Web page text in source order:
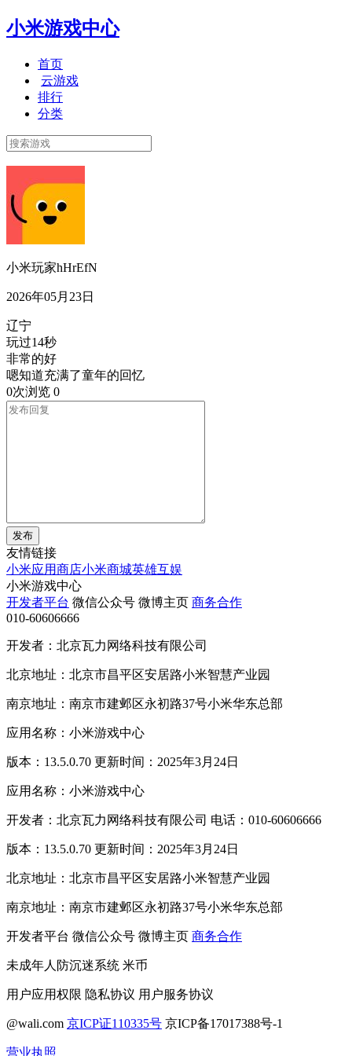
小米游戏中心
首页
云游戏
排行
分类
小米玩家hHrEfN
2026年05月23日
辽宁
玩过14秒
非常的好
嗯知道充满了童年的回忆
0次浏览 0
发布
友情链接
小米应用商店小米商城英雄互娱
小米游戏中心
开发者平台 微信公众号 微博主页 商务合作
010-60606666
开发者：北京瓦力网络科技有限公司
北京地址：北京市昌平区安居路小米智慧产业园
南京地址：南京市建邺区永初路37号小米华东总部
应用名称：小米游戏中心
版本：13.5.0.70 更新时间：2025年3月24日
应用名称：小米游戏中心
开发者：北京瓦力网络科技有限公司 电话：010-60606666
版本：13.5.0.70 更新时间：2025年3月24日
北京地址：北京市昌平区安居路小米智慧产业园
南京地址：南京市建邺区永初路37号小米华东总部
开发者平台 微信公众号 微博主页 商务合作
未成年人防沉迷系统 米币
用户应用权限 隐私协议 用户服务协议
@wali.com 京ICP证110335号 京ICP备17017388号-1
营业执照